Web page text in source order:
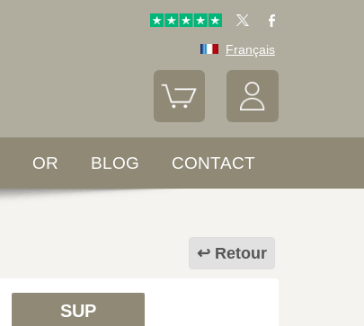
Français
OR BLOG CONTACT
Retour
SUP